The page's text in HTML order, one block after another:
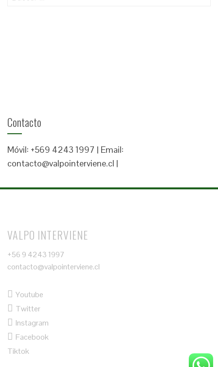
Contacto
Móvil: +569 4243 1997 | Email:
contacto@valpointerviene.cl |
VALPO INTERVIENE
+56 9 4243 1997
contacto@valpointerviene.cl
Youtube
Twitter
Instagram
Facebook
Tiktok